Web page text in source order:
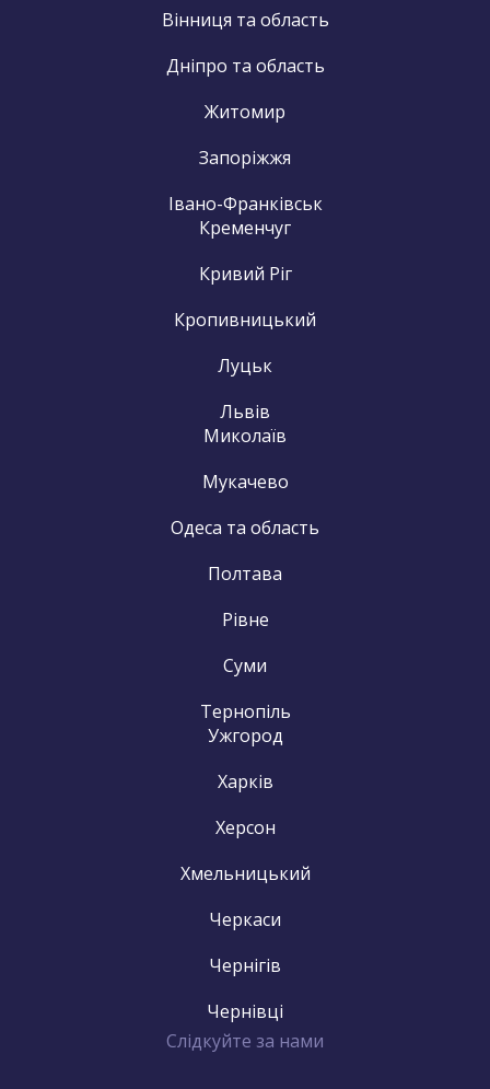
Вінниця та область
Дніпро та область
Житомир
Запоріжжя
Івано-Франківськ
Кременчуг
Кривий Ріг
Кропивницький
Луцьк
Львів
Миколаїв
Мукачево
Одеса та область
Полтава
Рівне
Суми
Тернопіль
Ужгород
Харків
Херсон
Хмельницький
Черкаси
Чернігів
Чернівці
Слідкуйте за нами